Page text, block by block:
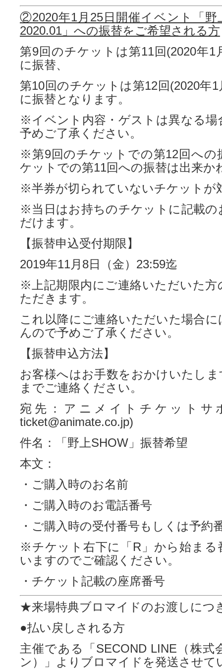
②2020年1月25日開催イベント「野
2020.01」への振替をご希望される方
第9回のチケットは第11回(2020年1
に振替、
第10回のチケットは第12回(2020年
に振替となります。
※イベント内容・ゲストは異なる場
予めご了承ください。
※第9回のチケットでの第12回への
ケットでの第11回への振替は出来か
※半券が切られていないチケットが
※当日はお持ちのチケットに記載の
だけます。
【振替申込受付期限】
2019年11月8日（金）23:59迄
※上記期限内にご連絡いただいた方
ただきます。
これ以降にご連絡いただいた場合
んので予めご了承ください。
【振替申込方法】
お客様へはお手数をおかけいたし
までご連絡ください。
宛先：アニメイトチケットサ
ticket@animate.co.jp)
件名：「野上SHOW」振替希望
本文：
・ご購入時のお名前
・ご購入時のお電話番号
・ご購入時の受付番号もしくは予約
※チケット右下に「R」から始まる
いますのでご確認ください。
・チケット記載の座席番号
★来場特典ブロマイドのお渡しにつ
●払い戻しされる方
主催である「SECOND LINE（株式
ン）」よりブロマイドを発送させて